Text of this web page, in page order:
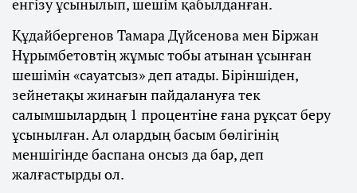
Құдайбергенов Тамара Дүйсенова мен Біржан
Нұрымбетовтің жұмыс тобы атынан ұсынған
шешімін «сауатсыз» деп атады. Біріншіден,
зейнетақы жинағын пайдалануға тек
салымшылардың 1 процентіне ғана рұқсат беру
ұсынылған. Ал олардың басым бөлігінің
меншігінде баспана онсыз да бар, деп
жалғастырды ол.